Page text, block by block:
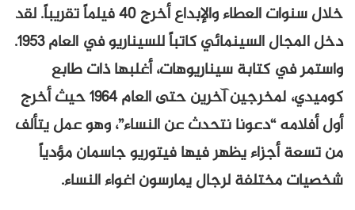
خلال سنوات العطاء والإبداع أخرج 40 فيلماً تقريباً. لقد
دخل المجال السينمائي كاتباً للسيناريو في العام 1953.
واستمر في كتابة سيناريوهات، أغلبها ذات طابع
كوميدي، لمخرجين آخرين حتى العام 1964 حيث أخرج
أول أفلامه “دعونا نتحدث عن النساء”، وهو عمل يتألف
من تسعة أجزاء يظهر فيها فيتوريو جاسمان مؤدياً
شخصيات مختلفة لرجال يمارسون اغواء النساء.